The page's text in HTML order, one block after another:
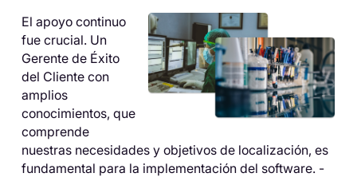
El apoyo continuo
fue crucial. Un
Gerente de Éxito
del Cliente con
amplios
conocimientos, que
comprende
nuestras necesidades y objetivos de localización, es
fundamental para la implementación del software. -